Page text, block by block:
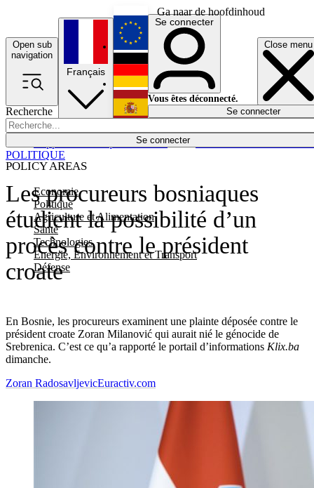
Ga naar de hoofdinhoud
Open sub
navigation
Close menu
Recherche
Se connecter
POLICY AREAS
Economie
Politique
Agriculture et Alimentation
Santé
Technologies
Energie, Environnement et Transport
Défense
Économie
Français
English
Deutsch
Español
Se connecter
Vous êtes déconnecté.
Se connecter
Les procureurs bosniaques
étudient la possibilité d’un
procès contre le président
croate
En Bosnie, les procureurs examinent une plainte déposée contre le
président croate Zoran Milanović qui aurait nié le génocide de
Srebrenica. C’est ce qu’a rapporté le portail d’informations Klix.ba
dimanche.
POLITIQUE
Zoran RadosavljevicEuractiv.com